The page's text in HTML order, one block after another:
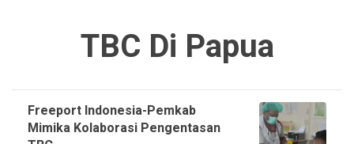
TBC Di Papua
Freeport Indonesia-Pemkab
Mimika Kolaborasi Pengentasan